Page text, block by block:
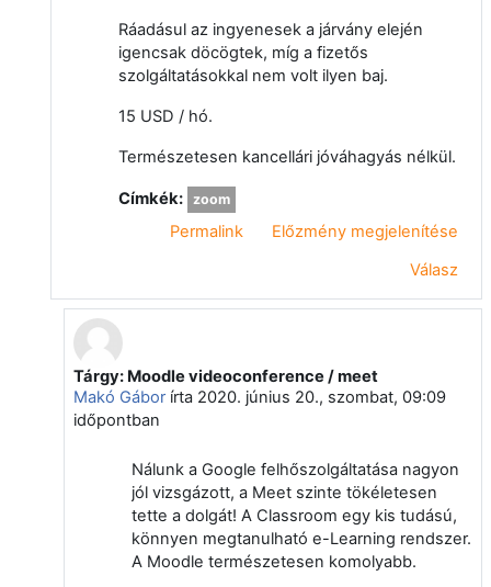
Ráadásul az ingyenesek a járvány elején
igencsak döcögtek, míg a fizetős
szolgáltatásokkal nem volt ilyen baj.
15 USD / hó.
Természetesen kancellári jóváhagyás nélkül.
Címkék: zoom
Permalink
Előzmény megjelenítése
Válasz
Válasz erre: Nagy Gábor Zsolt
Tárgy: Moodle videoconference / meet
Makó Gáborírta 2020. június 20., szombat, 09:09
időpontban
Nálunk a Google felhőszolgáltatása nagyon
jól vizsgázott, a Meet szinte tökéletesen
tette a dolgát! A Classroom egy kis tudású,
könnyen megtanulható e-Learning rendszer.
A Moodle természetesen komolyabb.